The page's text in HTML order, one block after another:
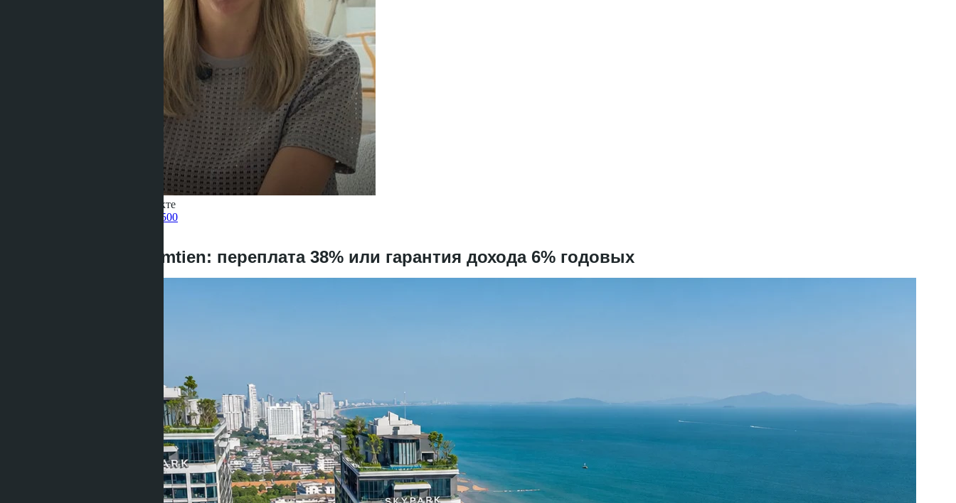
Получить информацию об объекте
+66 80 006 4500
Skypark Lucean Jomtien: переплата 38% или гарантия дохода 6% годовых